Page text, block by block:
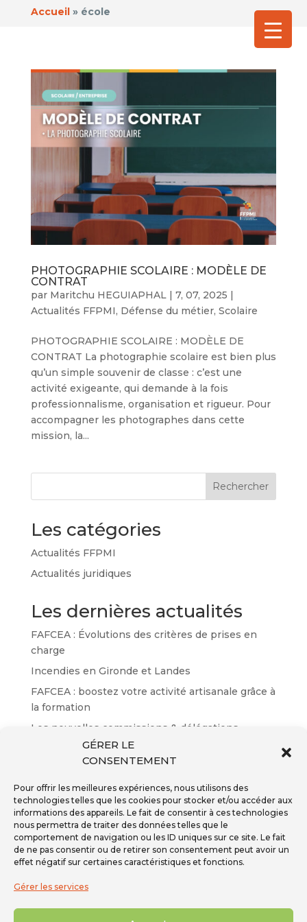
GÉRER LE
CONSENTEMENT
Pour offrir les meilleures expériences, nous utilisons des
technologies telles que les cookies pour stocker et/ou accéder aux
informations des appareils. Le fait de consentir à ces technologies
nous permettra de traiter des données telles que le
comportement de navigation ou les ID uniques sur ce site. Le fait
de ne pas consentir ou de retirer son consentement peut avoir un
effet négatif sur certaines caractéristiques et fonctions.
Gérer les services
Accueil» école
PHOTOGRAPHIE SCOLAIRE : MODÈLE DE
CONTRAT
par Maritchu HEGUIAPHAL| 7, 07, 2025 |
Actualités FFPMI, Défense du métier, Scolaire
PHOTOGRAPHIE SCOLAIRE : MODÈLE DE
CONTRAT La photographie scolaire est bien plus
qu’un simple souvenir de classe : c’est une
activité exigeante, qui demande à la fois
professionnalisme, organisation et rigueur. Pour
accompagner les photographes dans cette
mission, la...
Rechercher
Les catégories
Actualités FFPMI
Actualités juridiques
Les dernières actualités
FAFCEA : Évolutions des critères de prises en
charge
Incendies en Gironde et Landes
FAFCEA : boostez votre activité artisanale grâce à
la formation
Les nouvelles commissions & délégations
Résultats des certifications EP n°65
Inscription à la newsletter
Téléphone - 01 59 08 04 04
Mail -secretariat@ffpmi.eu